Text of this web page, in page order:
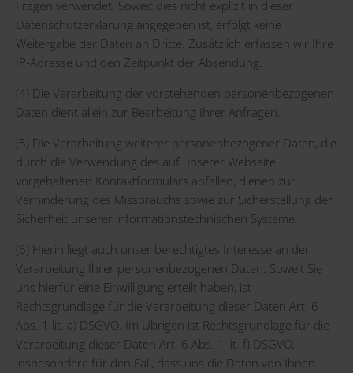
Fragen verwendet. Soweit dies nicht explizit in dieser
Datenschutzerklärung angegeben ist, erfolgt keine
Weitergabe der Daten an Dritte. Zusätzlich erfassen wir Ihre
IP-Adresse und den Zeitpunkt der Absendung.
(4) Die Verarbeitung der vorstehenden personenbezogenen
Daten dient allein zur Bearbeitung Ihrer Anfragen.
(5) Die Verarbeitung weiterer personenbezogener Daten, die
durch die Verwendung des auf unserer Webseite
vorgehaltenen Kontaktformulars anfallen, dienen zur
Verhinderung des Missbrauchs sowie zur Sicherstellung der
Sicherheit unserer informationstechnischen Systeme.
(6) Hierin liegt auch unser berechtigtes Interesse an der
Verarbeitung Ihrer personenbezogenen Daten. Soweit Sie
uns hierfür eine Einwilligung erteilt haben, ist
Rechtsgrundlage für die Verarbeitung dieser Daten Art. 6
Abs. 1 lit. a) DSGVO. Im Übrigen ist Rechtsgrundlage für die
Verarbeitung dieser Daten Art. 6 Abs. 1 lit. f) DSGVO,
insbesondere für den Fall, dass uns die Daten von Ihnen